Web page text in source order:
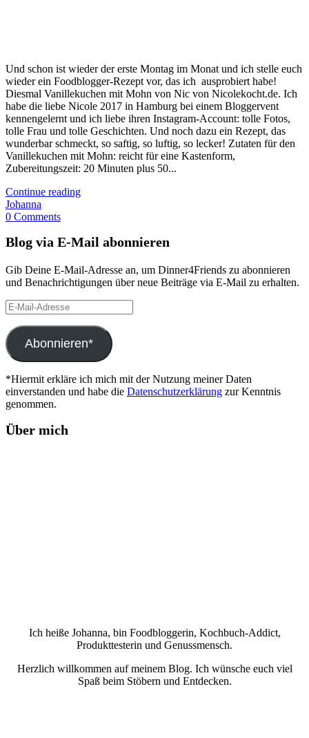
Und schon ist wieder der erste Montag im Monat und ich stelle euch
wieder ein Foodblogger-Rezept vor, das ich ausprobiert habe!
Diesmal Vanillekuchen mit Mohn von Nic von Nicolekocht.de. Ich
habe die liebe Nicole 2017 in Hamburg bei einem Bloggervent
kennengelernt und ich liebe ihren Instagram-Account: tolle Fotos,
tolle Frau und tolle Geschichten. Und noch dazu ein Rezept, das
wunderbar schmeckt, so saftig, so luftig, so lecker! Zutaten für den
Vanillekuchen mit Mohn: reicht für eine Kastenform,
Zubereitungszeit: 20 Minuten plus 50...
Continue reading
Johanna
0 Comments
Blog via E-Mail abonnieren
Gib Deine E-Mail-Adresse an, um Dinner4Friends zu abonnieren
und Benachrichtigungen über neue Beiträge via E-Mail zu erhalten.
E-
Mail-
Adresse
Abonnieren*
*Hiermit erkläre ich mich mit der Nutzung meiner Daten
einverstanden und habe die Datenschutzerklärung zur Kenntnis
genommen.
Über mich
Ich heiße Johanna, bin Foodbloggerin, Kochbuch-Addict,
Produkttesterin und Genussmensch.
Herzlich willkommen auf meinem Blog. Ich wünsche euch viel
Spaß beim Stöbern und Entdecken.